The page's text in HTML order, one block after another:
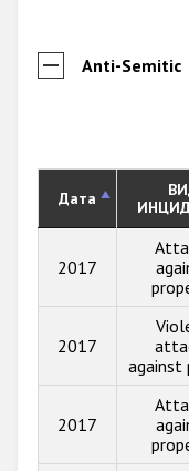
Anti-Semitic
Дата
2017
2017
against
2017